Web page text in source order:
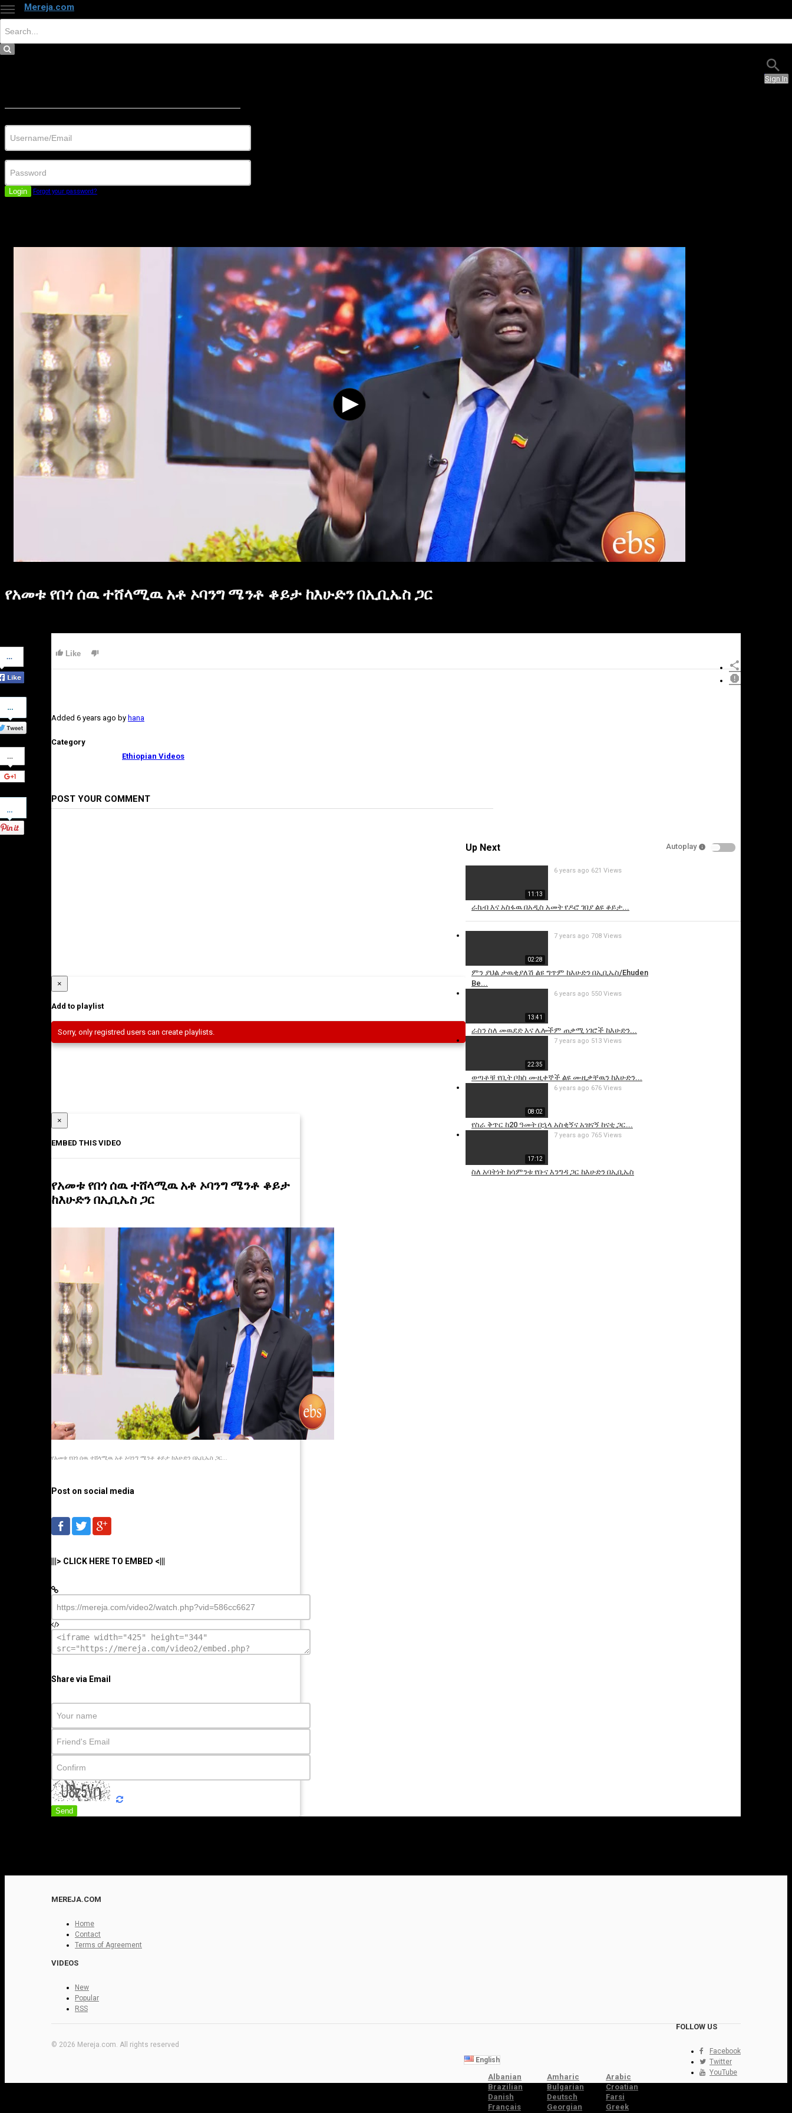
Mereja.com
Sign In
Login Forgot your password?
የአመቱ የበጎ ሰዉ ተሸላሚዉ አቶ ኦባንግ ሜንቶ ቆይታ ከእሁድን በኢቢኤስ ጋር
on
Facebook
Share
on
Twitter
Share
on
Google+
Pinterest
Like
Added 6 years ago by hana
Category
Ethiopian Videos
POST YOUR COMMENT
Up Next Autoplay
11:13
ራኬብ እና አስፋዉ በአዲስ አመት የዶሮ ገበያ ልዩ ቆይታ...
6 years ago 621 Views
02:28
ምን ያህል ታዉቂያለሽ ልዩ ግጥም ከእሁድን በኢቢኤስ/Ehuden
Be...
7 years ago 708 Views
13:41
ራስን ስለ መዉደድ እና ሌሎችም ጠቃሚ ነገሮች ከእሁድን...
6 years ago 550 Views
22:35
ወጣቶቹ የቢት ቦክስ ሙዚቀኞች ልዩ ሙዚቃቸዉን ከእሁድን...
7 years ago 513 Views
08:02
የስራ ቅጥር ከ20 ዓመት በኋላ አስቂኝና አዝናኝ ከናቲ ጋር...
6 years ago 676 Views
17:12
ስለ አባትነት ከሳምንቱ የቡና እንግዳ ጋር ከእሁድን በኢቢኤስ
7 years ago 765 Views
Cancel
Report this video
×
Add to playlist
Sorry, only registred users can create playlists.
×
EMBED THIS VIDEO
የአመቱ የበጎ ሰዉ ተሸላሚዉ አቶ ኦባንግ ሜንቶ ቆይታ
ከእሁድን በኢቢኤስ ጋር
የአመቱ የበጎ ሰዉ ተሸላሚዉ አቶ ኦባንግ ሜንቶ ቆይታ ከእሁድን በኢቢኤስ ጋር...
Post on social media
|||> CLICK HERE TO EMBED <|||
Share via Email
Send
MEREJA.COM
Home
Contact
Terms of Agreement
VIDEOS
New
Popular
RSS
FOLLOW US
Facebook
Twitter
YouTube
© 2026 Mereja.com. All rights reserved
English
Albanian Amharic
Arabic
Brazilian
Bulgarian
Croatian
Danish
Deutsch
Farsi
Français
Georgian
Greek